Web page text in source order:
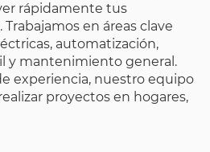
rápidamente tus
en áreas clave
automatización,
y mantenimiento general.
experiencia, nuestro equipo
proyectos en hogares,